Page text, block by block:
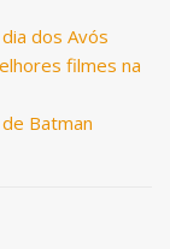
dos Avós
filmes na
Batman